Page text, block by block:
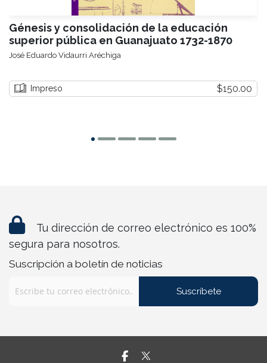
Génesis y consolidación de la educación
superior pública en Guanajuato 1732-1870
José Eduardo Vidaurri Aréchiga
Impreso $150.00
Tu dirección de correo electrónico es 100%
segura para nosotros.
Suscripción a boletín de noticias
Suscríbete